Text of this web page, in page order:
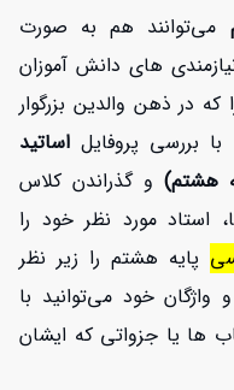
می‌توانند هم به صورت
های دانش آموزان
در ذهن والدین بزرگوار
بررسی پروفایل اساتید
هشتم) و گذراندن کلاس
استاد مورد نظر خود را
پایه هشتم را زیر نظر
واژگان خود می‌توانید با
ها یا جزواتی که ایشان